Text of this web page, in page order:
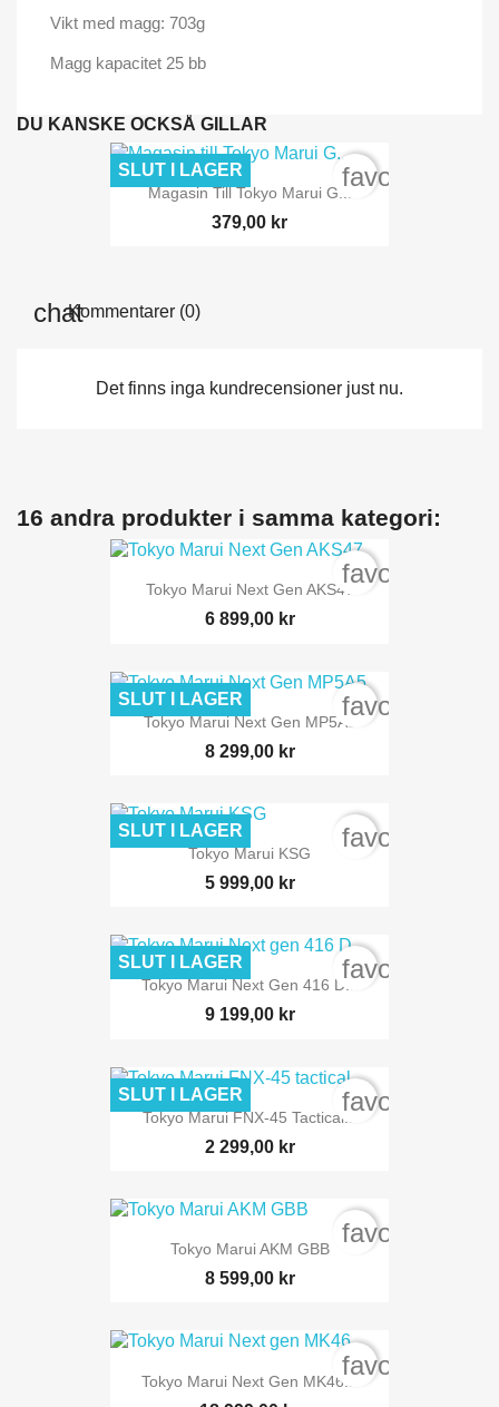
Vikt med magg: 703g
Magg kapacitet 25 bb
DU KANSKE OCKSÅ GILLAR
Magasin Till Tokyo Marui G...
379,00 kr
SLUT I LAGER
Kommentarer (0)
Det finns inga kundrecensioner just nu.
16 andra produkter i samma kategori:
Tokyo Marui Next Gen AKS47
6 899,00 kr
Tokyo Marui Next Gen MP5A5
8 299,00 kr
SLUT I LAGER
Tokyo Marui KSG
5 999,00 kr
SLUT I LAGER
Tokyo Marui Next Gen 416 D...
9 199,00 kr
SLUT I LAGER
Tokyo Marui FNX-45 Tactical...
2 299,00 kr
SLUT I LAGER
Tokyo Marui AKM GBB
8 599,00 kr
Tokyo Marui Next Gen MK46...